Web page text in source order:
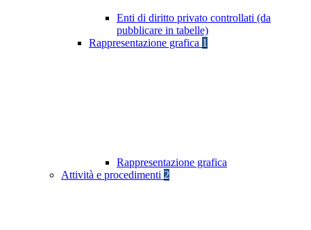
Enti di diritto privato controllati (da
pubblicare in tabelle)
Rappresentazione grafica 1
Rappresentazione grafica
Attività e procedimenti 2